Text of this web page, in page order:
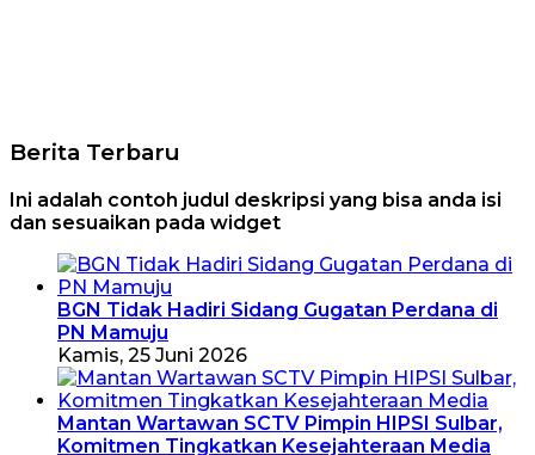
Berita Terbaru
Ini adalah contoh judul deskripsi yang bisa anda isi
dan sesuaikan pada widget
BGN Tidak Hadiri Sidang Gugatan Perdana di
PN Mamuju
Kamis, 25 Juni 2026
Mantan Wartawan SCTV Pimpin HIPSI Sulbar,
Komitmen Tingkatkan Kesejahteraan Media